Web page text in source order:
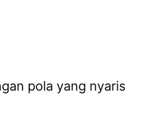
pola yang nyaris